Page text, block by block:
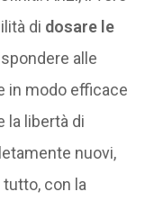
di dosare le
alle
in modo efficace
la libertà di
nuovi,
tutto, con la